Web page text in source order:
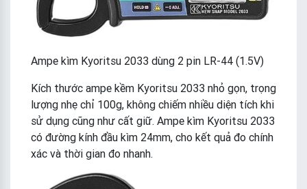
Ampe kìm Kyoritsu 2033 dùng 2 pin LR-44 (1.5V)
Kích thước ampe kềm Kyoritsu 2033 nhỏ gọn, trọng
lượng nhẹ chỉ 100g, không chiếm nhiều diện tích khi
sử dụng cũng như cất giữ. Ampe kìm Kyoritsu 2033
có đường kính đầu kìm 24mm, cho kết quả đo chính
xác và thời gian đo nhanh.